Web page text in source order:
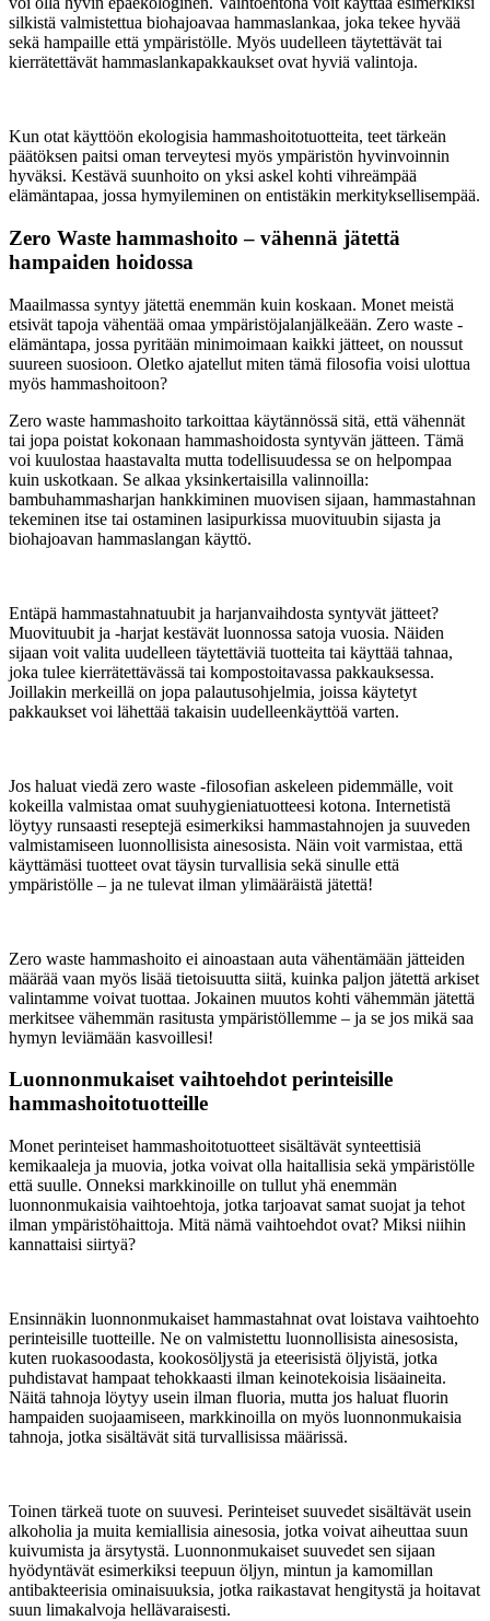
silkistä valmistettua biohajoavaa hammaslankaa, joka tekee hyvää
sekä hampaille että ympäristölle. Myös uudelleen täytettävät tai
kierrätettävät hammaslankapakkaukset ovat hyviä valintoja.
Kun otat käyttöön ekologisia hammashoitotuotteita, teet tärkeän
päätöksen paitsi oman terveytesi myös ympäristön hyvinvoinnin
hyväksi. Kestävä suunhoito on yksi askel kohti vihreämpää
elämäntapaa, jossa hymyileminen on entistäkin merkityksellisempää.
Zero Waste hammashoito – vähennä jätettä
hampaiden hoidossa
Maailmassa syntyy jätettä enemmän kuin koskaan. Monet meistä
etsivät tapoja vähentää omaa ympäristöjalanjälkeään. Zero waste -
elämäntapa, jossa pyritään minimoimaan kaikki jätteet, on noussut
suureen suosioon. Oletko ajatellut miten tämä filosofia voisi ulottua
myös hammashoitoon?
Zero waste hammashoito tarkoittaa käytännössä sitä, että vähennät
tai jopa poistat kokonaan hammashoidosta syntyvän jätteen. Tämä
voi kuulostaa haastavalta mutta todellisuudessa se on helpompaa
kuin uskotkaan. Se alkaa yksinkertaisilla valinnoilla:
bambuhammasharjan hankkiminen muovisen sijaan, hammastahnan
tekeminen itse tai ostaminen lasipurkissa muovituubin sijasta ja
biohajoavan hammaslangan käyttö.
Entäpä hammastahnatuubit ja harjanvaihdosta syntyvät jätteet?
Muovituubit ja -harjat kestävät luonnossa satoja vuosia. Näiden
sijaan voit valita uudelleen täytettäviä tuotteita tai käyttää tahnaa,
joka tulee kierrätettävässä tai kompostoitavassa pakkauksessa.
Joillakin merkeillä on jopa palautusohjelmia, joissa käytetyt
pakkaukset voi lähettää takaisin uudelleenkäyttöä varten.
Jos haluat viedä zero waste -filosofian askeleen pidemmälle, voit
kokeilla valmistaa omat suuhygieniatuotteesi kotona. Internetistä
löytyy runsaasti reseptejä esimerkiksi hammastahnojen ja suuveden
valmistamiseen luonnollisista ainesosista. Näin voit varmistaa, että
käyttämäsi tuotteet ovat täysin turvallisia sekä sinulle että
ympäristölle – ja ne tulevat ilman ylimääräistä jätettä!
Zero waste hammashoito ei ainoastaan auta vähentämään jätteiden
määrää vaan myös lisää tietoisuutta siitä, kuinka paljon jätettä arkiset
valintamme voivat tuottaa. Jokainen muutos kohti vähemmän jätettä
merkitsee vähemmän rasitusta ympäristöllemme – ja se jos mikä saa
hymyn leviämään kasvoillesi!
Luonnonmukaiset vaihtoehdot perinteisille
hammashoitotuotteille
Monet perinteiset hammashoitotuotteet sisältävät synteettisiä
kemikaaleja ja muovia, jotka voivat olla haitallisia sekä ympäristölle
että suulle. Onneksi markkinoille on tullut yhä enemmän
luonnonmukaisia vaihtoehtoja, jotka tarjoavat samat suojat ja tehot
ilman ympäristöhaittoja. Mitä nämä vaihtoehdot ovat? Miksi niihin
kannattaisi siirtyä?
Ensinnäkin luonnonmukaiset hammastahnat ovat loistava vaihtoehto
perinteisille tuotteille. Ne on valmistettu luonnollisista ainesosista,
kuten ruokasoodasta, kookosöljystä ja eteerisistä öljyistä, jotka
puhdistavat hampaat tehokkaasti ilman keinotekoisia lisäaineita.
Näitä tahnoja löytyy usein ilman fluoria, mutta jos haluat fluorin
hampaiden suojaamiseen, markkinoilla on myös luonnonmukaisia
tahnoja, jotka sisältävät sitä turvallisissa määrissä.
Toinen tärkeä tuote on suuvesi. Perinteiset suuvedet sisältävät usein
alkoholia ja muita kemiallisia ainesosia, jotka voivat aiheuttaa suun
kuivumista ja ärsytystä. Luonnonmukaiset suuvedet sen sijaan
hyödyntävät esimerkiksi teepuun öljyn, mintun ja kamomillan
antibakteerisia ominaisuuksia, jotka raikastavat hengitystä ja hoitavat
suun limakalvoja hellävaraisesti.